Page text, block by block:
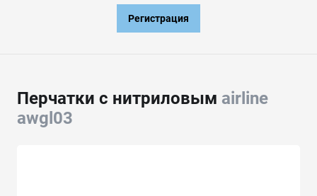
Регистрация
Перчатки с нитриловым airline
awgl03